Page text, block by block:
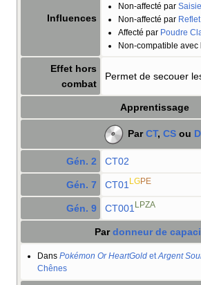
Influences
Non-affecté par Saisie
Non-affecté par
Affecté par Poudre
Non-compatible avec
Effet hors
combat
Permet de secouer
Apprentissage
ParCT, CSou
Gén. 2 CT02
Gén. 7 CT01 LGPE
Gén. 9 CT001 LPZA
Pardonneur de
Dans Pokémon Or HeartGoldet Argent
Chênes